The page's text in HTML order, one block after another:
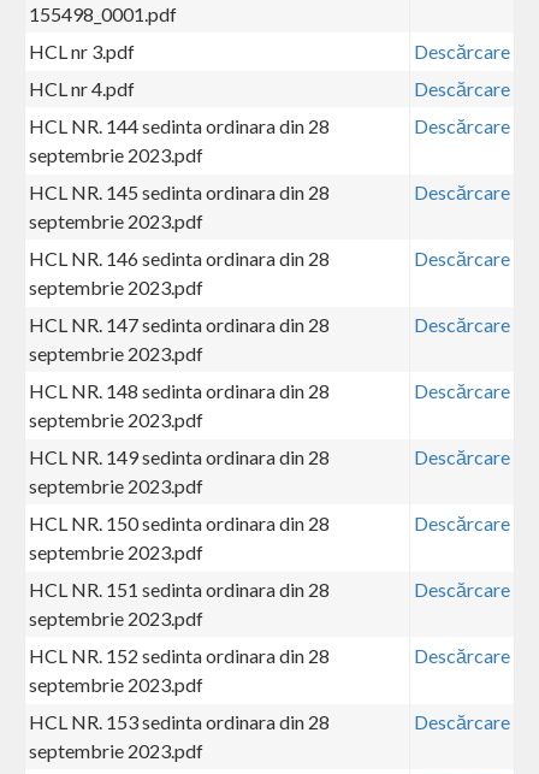
155498_0001.pdf
HCL nr 3.pdf
Descărcare
HCL nr 4.pdf
Descărcare
HCL NR. 144 sedinta ordinara din 28
septembrie 2023.pdf
Descărcare
HCL NR. 145 sedinta ordinara din 28
septembrie 2023.pdf
Descărcare
HCL NR. 146 sedinta ordinara din 28
septembrie 2023.pdf
Descărcare
HCL NR. 147 sedinta ordinara din 28
septembrie 2023.pdf
Descărcare
HCL NR. 148 sedinta ordinara din 28
septembrie 2023.pdf
Descărcare
HCL NR. 149 sedinta ordinara din 28
septembrie 2023.pdf
Descărcare
HCL NR. 150 sedinta ordinara din 28
septembrie 2023.pdf
Descărcare
HCL NR. 151 sedinta ordinara din 28
septembrie 2023.pdf
Descărcare
HCL NR. 152 sedinta ordinara din 28
septembrie 2023.pdf
Descărcare
HCL NR. 153 sedinta ordinara din 28
septembrie 2023.pdf
Descărcare